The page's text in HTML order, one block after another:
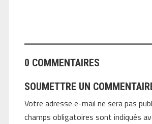
0 COMMENTAIRES
SOUMETTRE UN
Votre adresse e-mail ne sera pas
champs obligatoires sont indiqués